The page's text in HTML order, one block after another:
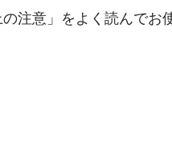
注意」をよく読んでお